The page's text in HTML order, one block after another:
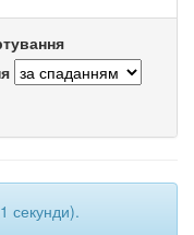
секунди).